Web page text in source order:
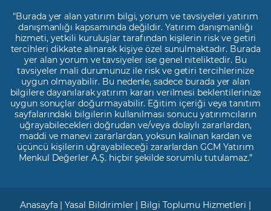
"Burada yer alan yatırım bilgi, yorum ve tavsiyeleri yatırım
danışmanlığı kapsamında değildir. Yatırım danışmanlığı
hizmeti, yetkili kuruluşlar tarafından kişilerin risk ve getiri
tercihleri dikkate alınarak kişiye özel sunulmaktadır. Burada
yer alan yorum ve tavsiyeler ise genel niteliktedir. Bu
tavsiyeler mali durumunuz ile risk ve getiri tercihlerinize
uygun olmayabilir. Bu nedenle, sadece burada yer alan
bilgilere dayanılarak yatırım kararı verilmesi beklentilerinize
uygun sonuçlar doğurmayabilir. Eğitim içeriği veya tanıtım
sayfalarındaki bilgilerin kullanılması sonucu yatırımcıların
uğrayabilecekleri doğrudan ve/veya dolaylı zararlardan,
maddi ve manevi zararlardan, yoksun kalınan kardan ve
üçüncü kişilerin uğrayabileceği zararlardan GCM Yatırım
Menkul Değerler A.Ş. hiçbir şekilde sorumlu tutulamaz.”
Anasayfa |Yasal Bildirimler | Bilgi Toplumu Hizmetleri |